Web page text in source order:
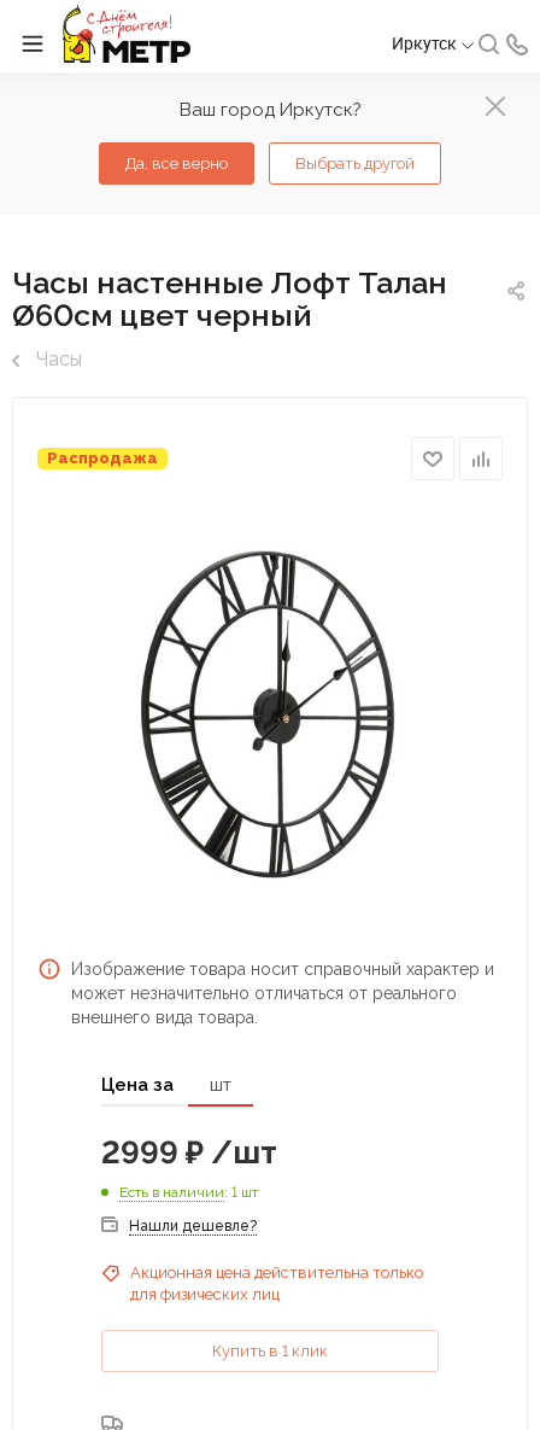
Ваш город Иркутск?
Да, все верно Выбрать другой
Иркутск
Часы настенные Лофт Талан
Ø60см цвет черный
Часы
Распродажа
Изображение товара носит справочный характер и
может незначительно отличаться от реального
внешнего вида товара.
Цена за шт
2999 ₽ /шт
Есть в наличии: 1 шт
Нашли дешевле?
Акционная цена действительна только
для физических лиц
Купить в 1 клик